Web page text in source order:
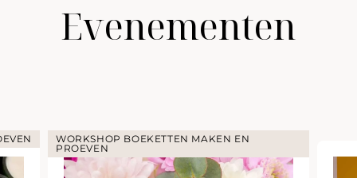
Evenementen
MAKEN EN